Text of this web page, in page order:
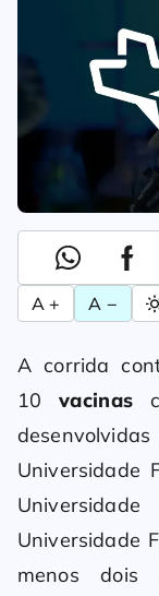
A + A −
A corrida
10 vacinas
Universidade
Universidade
menos dois